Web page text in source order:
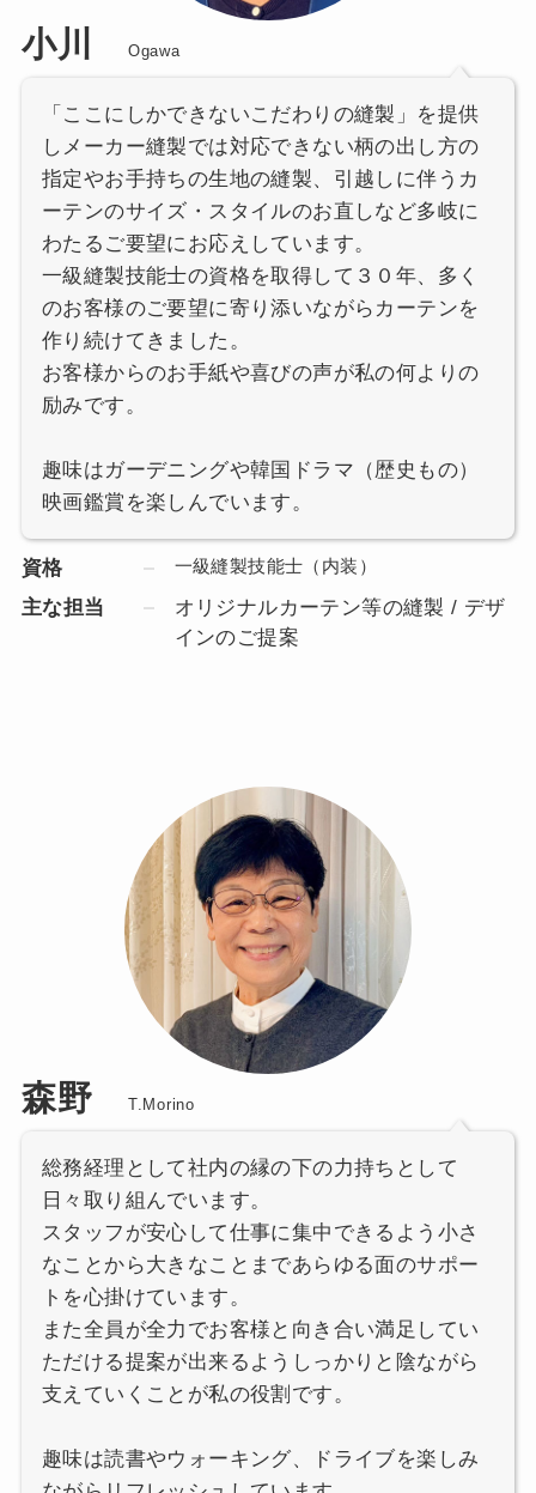
小川 Ogawa
「ここにしかできないこだわりの縫製」を提供
しメーカー縫製では対応できない柄の出し方の
指定やお手持ちの生地の縫製、引越しに伴うカ
ーテンのサイズ・スタイルのお直しなど多岐に
わたるご要望にお応えしています。
一級縫製技能士の資格を取得して３０年、多く
のお客様のご要望に寄り添いながらカーテンを
作り続けてきました。
お客様からのお手紙や喜びの声が私の何よりの
励みです。
趣味はガーデニングや韓国ドラマ（歴史もの）
映画鑑賞を楽しんでいます。
資格 一級縫製技能士（内装）
主な担当
オリジナルカーテン等の縫製 / デザ
インのご提案
森野 T.Morino
総務経理として社内の縁の下の力持ちとして
日々取り組んでいます。
スタッフが安心して仕事に集中できるよう小さ
なことから大きなことまであらゆる面のサポー
トを心掛けています。
また全員が全力でお客様と向き合い満足してい
ただける提案が出来るようしっかりと陰ながら
支えていくことが私の役割です。
趣味は読書やウォーキング、ドライブを楽しみ